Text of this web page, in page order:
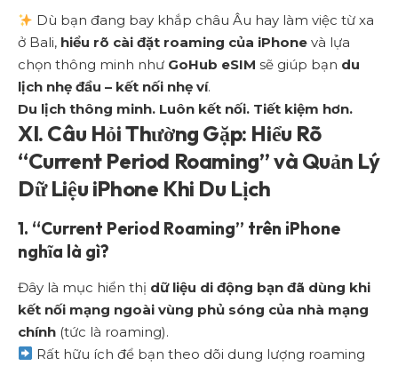
Dù bạn đang bay khắp châu Âu hay làm việc từ xa
ở Bali, hiểu rõ cài đặt roaming của iPhone và lựa
chọn thông minh như GoHub eSIM sẽ giúp bạn du
lịch nhẹ đầu – kết nối nhẹ ví.
Du lịch thông minh. Luôn kết nối. Tiết kiệm hơn.
XI. Câu Hỏi Thường Gặp: Hiểu Rõ
“Current Period Roaming” và Quản Lý
Dữ Liệu iPhone Khi Du Lịch
1. “Current Period Roaming” trên iPhone
nghĩa là gì?
Đây là mục hiển thị dữ liệu di động bạn đã dùng khi
kết nối mạng ngoài vùng phủ sóng của nhà mạng
chính (tức là roaming).
Rất hữu ích để bạn theo dõi dung lượng roaming